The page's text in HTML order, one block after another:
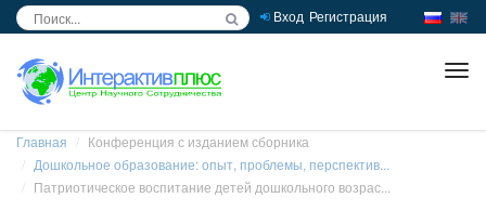
Вход Регистрация
Главная
Конференция с изданием сборника
Дошкольное образование: опыт, проблемы, перспектив...
Патриотическое воспитание детей дошкольного возрас...